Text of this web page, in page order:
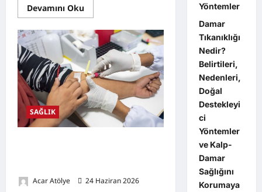
Devamını Oku
more
Damar
Tıkanıklığı
Nedir?
Belirtileri,
Nedenleri,
Doğal
Destekleyici
Yöntemler
SAĞLIK
Acar Atölye
24 Haziran 2026
Yöntemler
Damar
Tıkanıklığı
Nedir?
Belirtileri,
Nedenleri,
Doğal
Destekleyi
ci
Yöntemler
ve Kalp-
Damar
Sağlığını
Korumaya